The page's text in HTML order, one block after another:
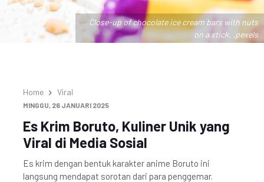
Close-up of chocolate ice cream bars with nuts
on a stick. .pexels
Home Viral
MINGGU, 26 JANUARI 2025
Es Krim Boruto, Kuliner Unik yang
Viral di Media Sosial
Es krim dengan bentuk karakter anime Boruto ini
langsung mendapat sorotan dari para penggemar.